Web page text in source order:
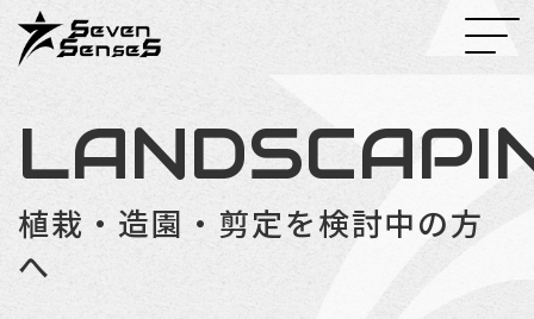
植栽・造園・ 剪定を検討中の方
へ